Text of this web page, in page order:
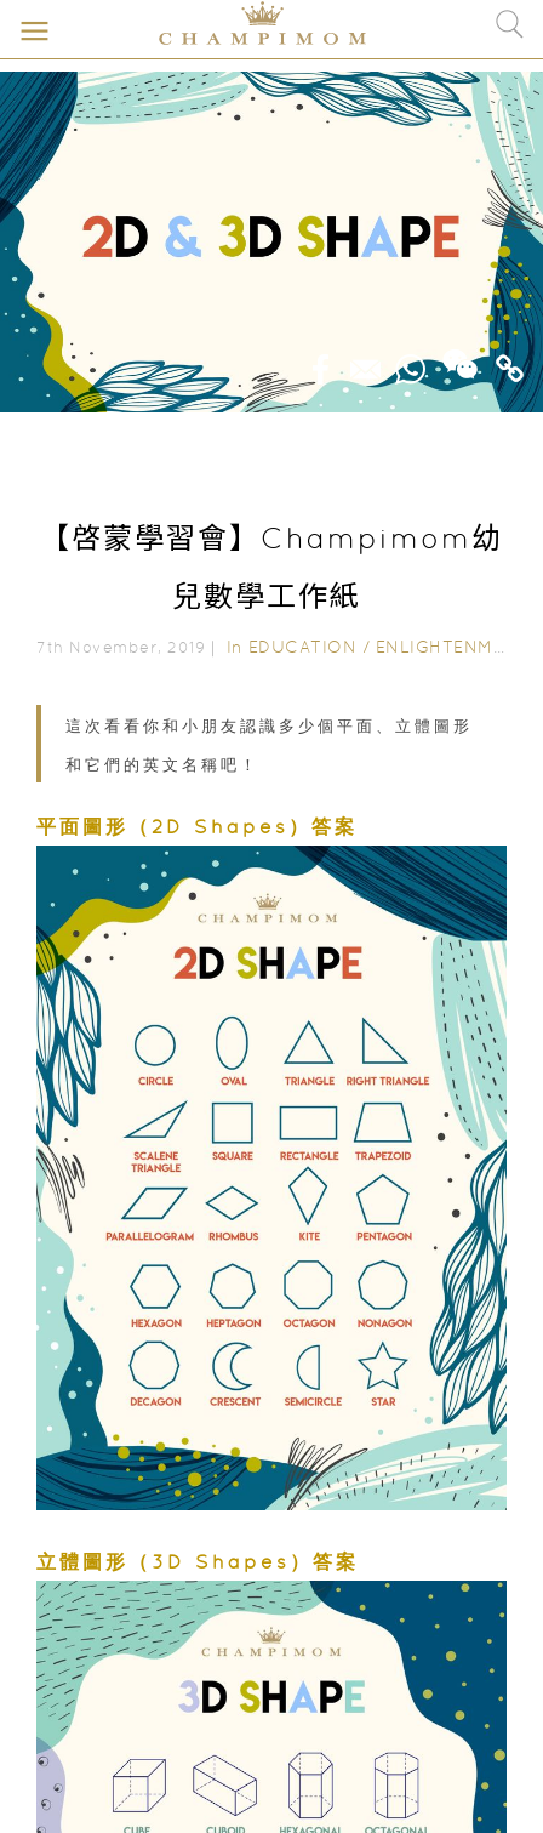
【啓蒙學習會】Champimom幼
兒數學工作紙
7th November, 2019｜ In EDUCATION / ENLIGHTENMENT CORNER
這次看看你和小朋友認識多少個平面、立體圖形
和它們的英文名稱吧！
平面圖形（2D Shapes）答案
立體圖形（3D Shapes）答案